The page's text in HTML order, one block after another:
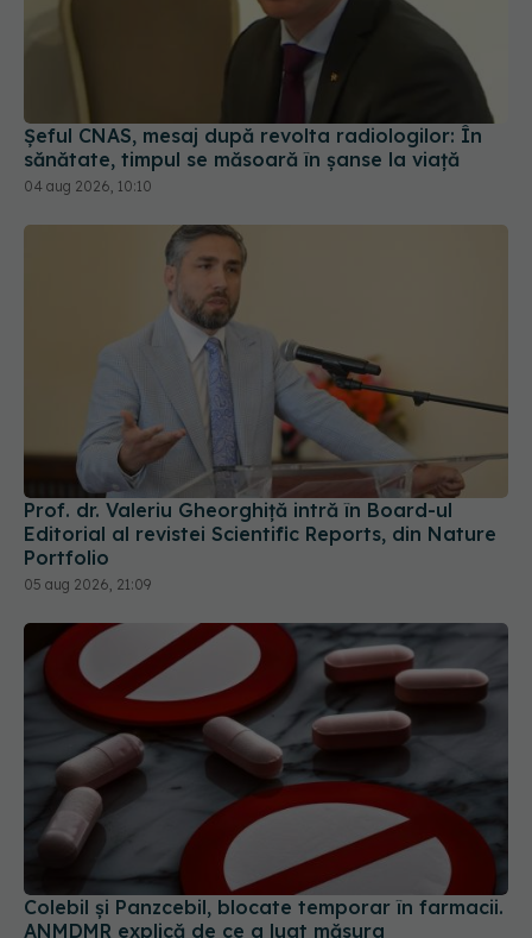
Șeful CNAS, mesaj după revolta radiologilor: În
sănătate, timpul se măsoară în șanse la viață
04 aug 2026, 10:10
Prof. dr. Valeriu Gheorghiță intră în Board-ul
Editorial al revistei Scientific Reports, din Nature
Portfolio
05 aug 2026, 21:09
Colebil și Panzcebil, blocate temporar în farmacii.
ANMDMR explică de ce a luat măsura